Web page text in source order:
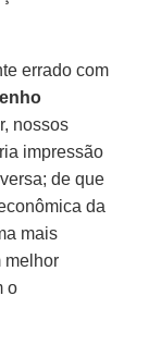
errado com
nossos
impressão
de que
da
mais
melhor
o